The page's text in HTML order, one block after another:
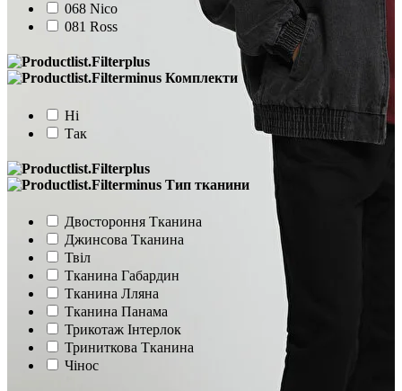
068 Nico
081 Ross
Комплекти
Ні
Так
Тип тканини
Двостороння Тканина
Джинсова Тканина
Твіл
Тканина Габардин
Тканина Лляна
Тканина Панама
Трикотаж Інтерлок
Триниткова Тканина
Чінос